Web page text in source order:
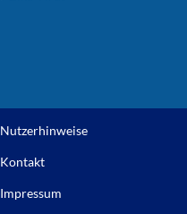
Nutzerhinweise
Kontakt
Impressum